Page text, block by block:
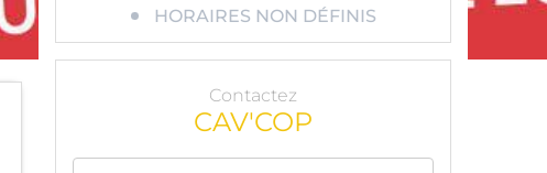
HORAIRES NON DÉFINIS
Contactez
CAV'COP